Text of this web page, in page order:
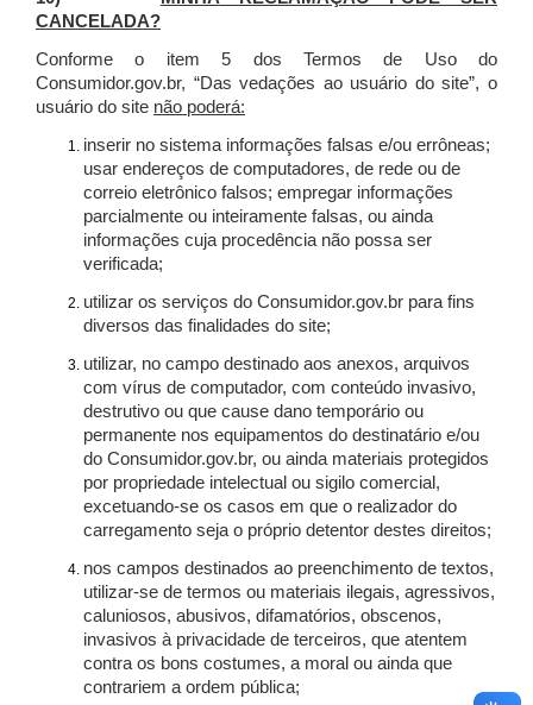
CANCELADA?
Conforme o item 5 dos Termos de Uso do
Consumidor.gov.br, “Das vedações ao usuário do site”, o
usuário do site não poderá:
inserir no sistema informações falsas e/ou errôneas;
usar endereços de computadores, de rede ou de
correio eletrônico falsos; empregar informações
parcialmente ou inteiramente falsas, ou ainda
informações cuja procedência não possa ser
verificada;
utilizar os serviços do Consumidor.gov.br para fins
diversos das finalidades do site;
utilizar, no campo destinado aos anexos, arquivos
com vírus de computador, com conteúdo invasivo,
destrutivo ou que cause dano temporário ou
permanente nos equipamentos do destinatário e/ou
do Consumidor.gov.br, ou ainda materiais protegidos
por propriedade intelectual ou sigilo comercial,
excetuando-se os casos em que o realizador do
carregamento seja o próprio detentor destes direitos;
nos campos destinados ao preenchimento de textos,
utilizar-se de termos ou materiais ilegais, agressivos,
caluniosos, abusivos, difamatórios, obscenos,
invasivos à privacidade de terceiros, que atentem
contra os bons costumes, a moral ou ainda que
contrariem a ordem pública;